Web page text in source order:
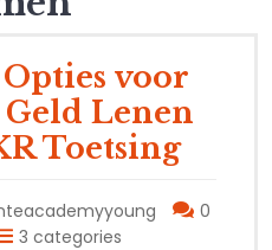
voor
Lenen
Toetsing
0
3 categories